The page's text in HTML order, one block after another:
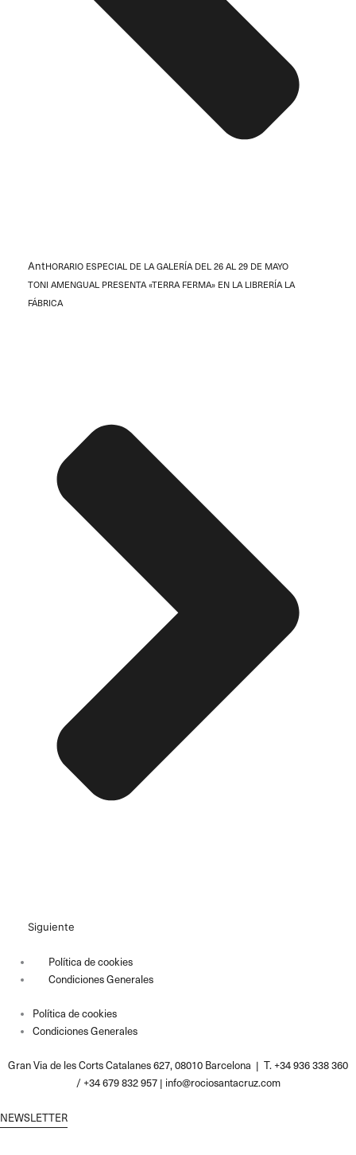
AntHORARIO ESPECIAL DE LA GALERÍA DEL 26 AL 29 DE MAYO
TONI AMENGUAL PRESENTA «TERRA FERMA» EN LA LIBRERÍA LA
FÁBRICA
Siguiente
Política de cookies
Condiciones Generales
Política de cookies
Condiciones Generales
Gran Via de les Corts Catalanes 627, 08010 Barcelona | T. +34 936 338 360
/ +34 679 832 957 | info@rociosantacruz.com
NEWSLETTER